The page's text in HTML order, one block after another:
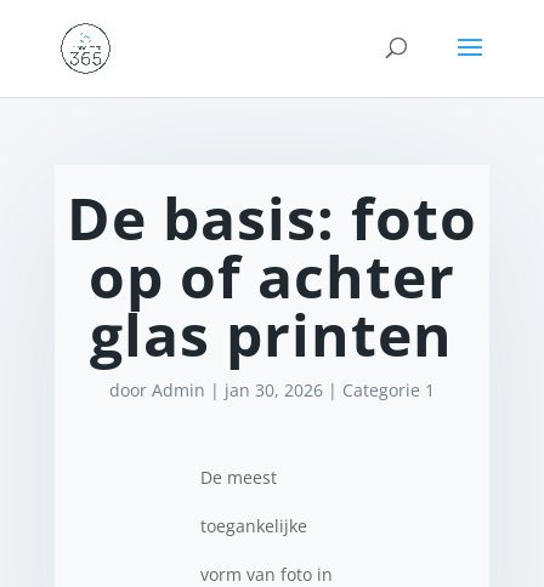
De basis: foto
op of achter
glas printen
door Admin | jan 30, 2026| Categorie 1
De meest
toegankelijke
vorm van foto in